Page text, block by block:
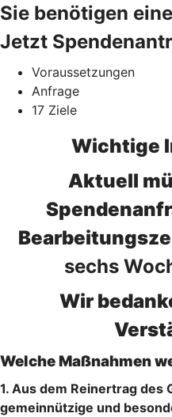
Sie benötigen
Jetzt
Voraussetzungen
Anfrage
17 Ziele
Wichtige
Aktuell
sechs
Wir
Welche Maßnahmen
1. Aus dem Reinertrag
gemeinnützige und